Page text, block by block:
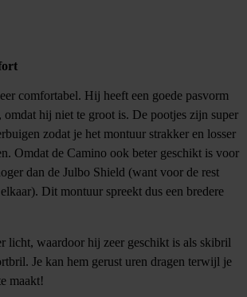
comfortabel. Hij heeft een goede pasvorm
omdat hij niet te groot is. De pootjes zijn super
zodat je het montuur strakker en losser
Omdat de Camino ook beter geschikt is voor
dan de Julbo Shield (want voor de rest
Dit montuur spreekt dus een bredere
licht, waardoor hij zeer geschikt is als skibril
Je kan hem gerust uren dragen terwijl je
maakt!